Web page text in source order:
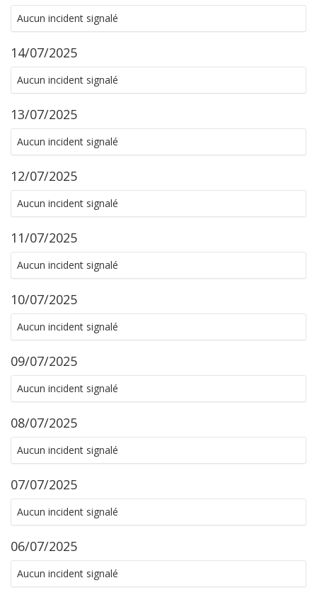
Aucun incident signalé
14/07/2025
Aucun incident signalé
13/07/2025
Aucun incident signalé
12/07/2025
Aucun incident signalé
11/07/2025
Aucun incident signalé
10/07/2025
Aucun incident signalé
09/07/2025
Aucun incident signalé
08/07/2025
Aucun incident signalé
07/07/2025
Aucun incident signalé
06/07/2025
Aucun incident signalé